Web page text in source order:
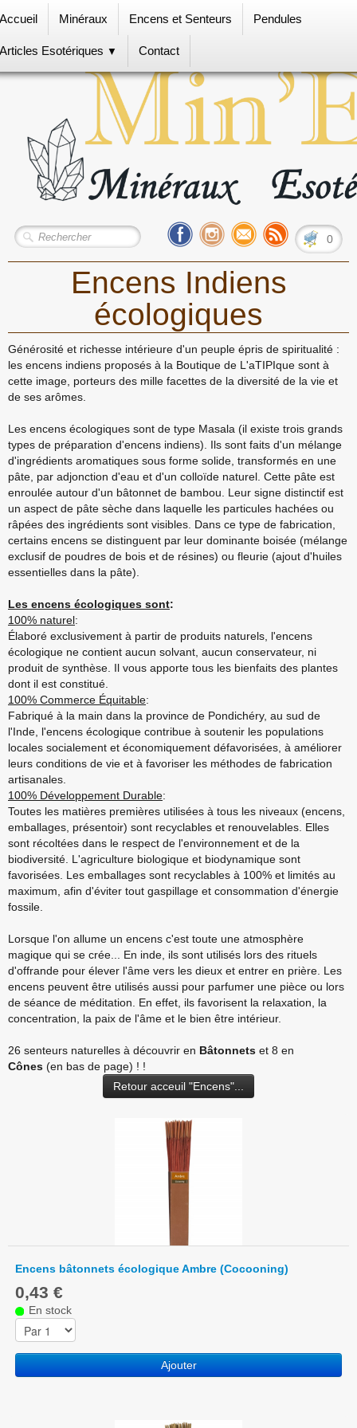
Accueil Minéraux Encens et Senteurs Pendules
Articles Esotériques ▼ Contact
0
Encens Indiens
écologiques
Générosité et richesse intérieure d'un peuple épris de spiritualité :
les encens indiens proposés à la Boutique de L'aTIPIque sont à
cette image, porteurs des mille facettes de la diversité de la vie et
de ses arômes.
Les encens écologiques sont de type Masala (il existe trois grands
types de préparation d'encens indiens). Ils sont faits d'un mélange
d'ingrédients aromatiques sous forme solide, transformés en une
pâte, par adjonction d'eau et d'un colloïde naturel. Cette pâte est
enroulée autour d'un bâtonnet de bambou. Leur signe distinctif est
un aspect de pâte sèche dans laquelle les particules hachées ou
râpées des ingrédients sont visibles. Dans ce type de fabrication,
certains encens se distinguent par leur dominante boisée (mélange
exclusif de poudres de bois et de résines) ou fleurie (ajout d'huiles
essentielles dans la pâte).
Les encens écologiques sont:
100% naturel:
Élaboré exclusivement à partir de produits naturels, l'encens
écologique ne contient aucun solvant, aucun conservateur, ni
produit de synthèse. Il vous apporte tous les bienfaits des plantes
dont il est constitué.
100% Commerce Équitable:
Fabriqué à la main dans la province de Pondichéry, au sud de
l'Inde, l'encens écologique contribue à soutenir les populations
locales socialement et économiquement défavorisées, à améliorer
leurs conditions de vie et à favoriser les méthodes de fabrication
artisanales.
100% Développement Durable:
Toutes les matières premières utilisées à tous les niveaux (encens,
emballages, présentoir) sont recyclables et renouvelables. Elles
sont récoltées dans le respect de l'environnement et de la
biodiversité. L'agriculture biologique et biodynamique sont
favorisées. Les emballages sont recyclables à 100% et limités au
maximum, afin d'éviter tout gaspillage et consommation d'énergie
fossile.
Lorsque l'on allume un encens c'est toute une atmosphère
magique qui se crée... En inde, ils sont utilisés lors des rituels
d'offrande pour élever l'âme vers les dieux et entrer en prière. Les
encens peuvent être utilisés aussi pour parfumer une pièce ou lors
de séance de méditation. En effet, ils favorisent la relaxation, la
concentration, la paix de l'âme et le bien être intérieur.
26 senteurs naturelles à découvrir en Bâtonnets et 8 en
Cônes (en bas de page) ! !
Retour acceuil "Encens"...
Encens bâtonnets écologique Ambre (Cocooning)
0,43 €
En stock
Ajouter